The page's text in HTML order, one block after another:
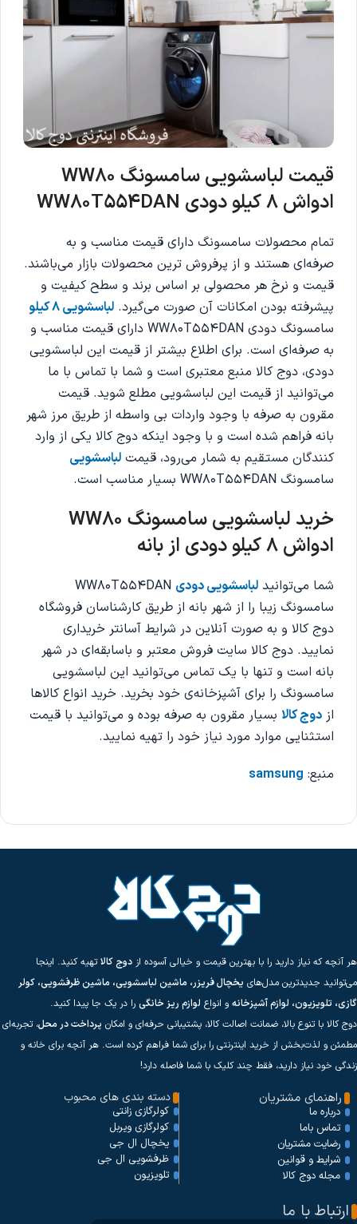
قیمت لباسشویی سامسونگ
ادواش 8 کیلو دودی
تمام محصولات سامسونگ دارای قیمت مناسب و به
صرفه‌ای هستند و از پرفروش ترین محصولات بازار می‌باشند.
قیمت و نرخ هر محصولی بر اساس برند و سطح کیفیت و
پیشرفته بودن امکانات آن صورت می‌گیرد. لباسشویی 8 کیلو
سامسونگ دودی WW80T554DAN دارای قیمت مناسب و
به صرفه‌ای است. برای اطلاع بیشتر از قیمت این لباسشویی
دودی، دوج کالا منبع معتبری است و شما با تماس با ما
می‌توانید از قیمت این لباسشویی مطلع شوید‌. قیمت
مقرون به صرفه با وجود واردات بی واسطه از طریق مرز شهر
بانه فراهم شده است و با وجود اینکه دوج کالا یکی از وارد
کنندگان مستقیم به شمار می‌رود، قیمت لباسشویی
سامسونگ WW80T554DAN بسیار مناسب است.
خرید لباسشویی سامسونگ
ادواش 8 کیلو دودی از بانه
شما می‌توانید لباسشویی دودی WW80T554DAN
سامسونگ زیبا را از شهر بانه از طریق کارشناسان فروشگاه
دوج کالا و به صورت آنلاین در شرایط آسانتر خریداری
نمایید. دوج کالا سایت فروش معتبر و باسابقه‌ای در شهر
بانه است و تنها با یک تماس می‌توانید این لباسشویی
سامسونگ را برای آشپزخانه‌ی خود بخرید. خرید انواع کالاها
از دوج کالا بسیار مقرون به صرفه بوده و می‌توانید با قیمت
استثنایی موارد مورد نیاز خود را تهیه نمایید.
منبع: samsung
هر آنچه که نیاز دارید را با بهترین قیمت و خیالی آسوده از دوج کالاتهیه کنید. اینجا
می‌توانید جدیدترین مدل‌های یخچال فریزر، ماشین لباسشویی، ماشین ظرفشویی، کولر
گازی، تلویزیون، لوازم آشپزخانه و انواع لوازم ریز خانگی را در یک جا پیدا کنید.
دوج کالا با تنوع بالا، ضمانت اصالت کالا، پشتیبانی حرفه‌ای و امکان پرداخت در محل، تجربه‌ای
مطمئن و لذت‌بخش از خرید اینترنتی را برای شما فراهم کرده است. هر آنچه برای خانه و
زندگی خود نیاز دارید، فقط چند کلیک با شما فاصله دارد!
راهنمای مشتریان
درباره ما
تماس باما
رضایت مشتریان
شرایط و قوانین
مجله دوج کالا
دسته بندی های محبوب
کولرگازی زانتی
کولرگازی ویربل
یخچال ال جی
ظرفشویی ال جی
تلویزیون
ارتباط با ما